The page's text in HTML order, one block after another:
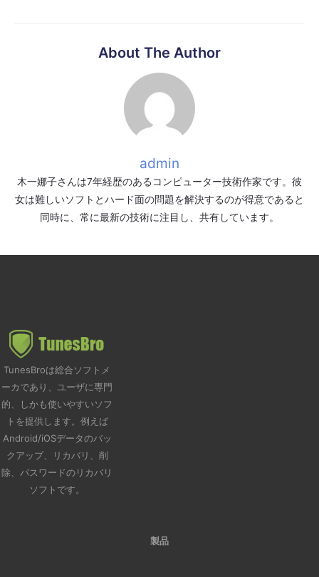
About The Author
admin
木一娜子さんは7年経歴のあるコンピューター技術作家です。彼
女は難しいソフトとハード面の問題を解決するのが得意であると
同時に、常に最新の技術に注目し、共有しています。
TunesBroは総合ソフトメ
ーカであり、ユーザに専門
的、しかも使いやすいソフ
トを提供します。例えば
Android/iOSデータのバッ
クアップ、リカバリ、削
除、パスワードのリカバリ
ソフトです。
製品